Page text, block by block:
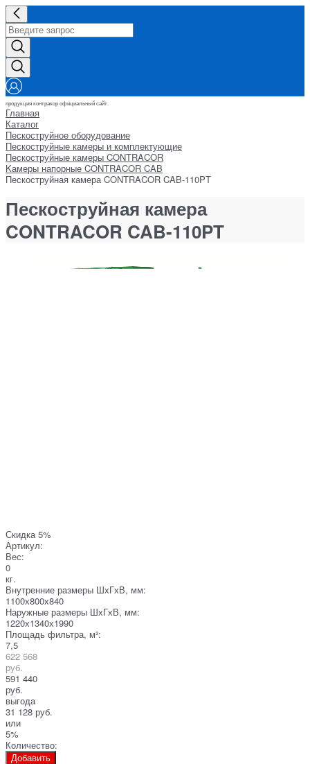
продукция контракор официальный сайт.
Главная
Каталог
Пескоструйное оборудование
Пескоструйные камеры и комплектующие
Пескоструйные камеры CONTRACOR
Kамеры напорные CONTRACOR CAB
Пескоструйная камера CONTRACOR CAB-110PT
Пескоструйная камера
CONTRACOR CAB-110PT
Скидка 5%
Артикул:
Вес:
0
кг.
Внутренние размеры ШхГхВ, мм:
1100х800х840
Наружные размеры ШхГхВ, мм:
1220х1340х1990
Площадь фильтра, м²:
7,5
622 568
руб.
591 440
руб.
выгода
31 128 руб.
или
5%
Количество:
Добавить